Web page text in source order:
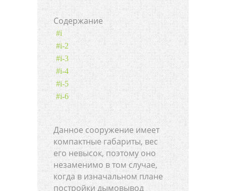
Cодержание
#i
#i-2
#i-3
#i-4
#i-5
#i-6
Данное сооружение имеет
компактные габариты, вес
его невысок, поэтому оно
незаменимо в том случае,
когда в изначальном плане
постройки дымовывод